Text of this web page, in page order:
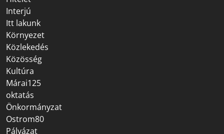
Interjú
Itt lakunk
Környezet
Közlekedés
Közösség
Kultúra
Márai125
oktatás
Önkormányzat
Ostrom80
Pályázat